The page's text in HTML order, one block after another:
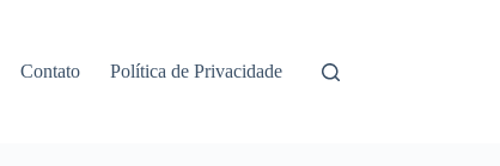
Contato Política de Privacidade